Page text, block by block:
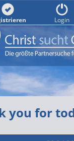
you for
Login